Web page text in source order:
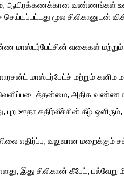
ஆயிரக்கணக்கான வண்ணங்கள்
மூல சிலிகானுடன்
வகைகள் மற்றும்
மாஸ்டர்பேட்ச் மற்றும் கனிம
வெளிப்படைத்தன்மை, அதிக
ஊதா கதிர்வீச்சின் கீழ்
எதிர்ப்பு, வலுவான
இது சிலிகான் கீபேட், பல்வேறு